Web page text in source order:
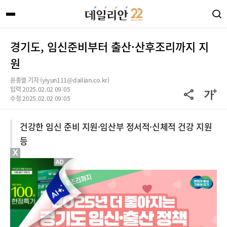
경기도, 임신준비부터 출산·산후조리까지 지
원
윤종열 기자 (yiyun111@dailian.co.kr)
입력 2025.02.02 09:05
수정 2025.02.02 09:05
건강한 임신 준비 지원·임산부 정서적·신체적 건강 지원
등
X